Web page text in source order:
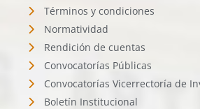
Términos y condiciones
Normatividad
Rendición de cuentas
Convocatorías Públicas
Convocatorías Vicerrectoría de
Boletín Institucional